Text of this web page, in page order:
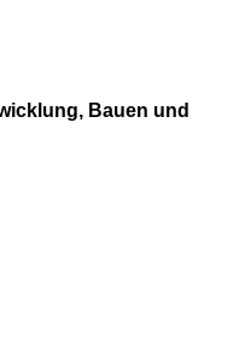
Bauen und